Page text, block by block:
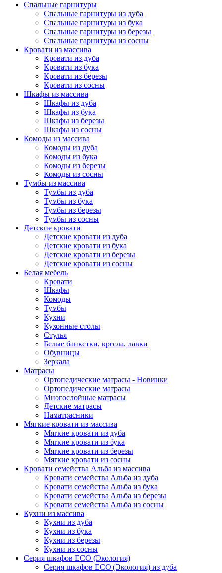
Спальные гарнитуры
Спальные гарнитуры из дуба
Спальные гарнитуры из бука
Спальные гарнитуры из березы
Спальные гарнитуры из сосны
Кровати из массива
Кровати из дуба
Кровати из бука
Кровати из березы
Кровати из сосны
Шкафы из массива
Шкафы из дуба
Шкафы из бука
Шкафы из березы
Шкафы из сосны
Комоды из массива
Комоды из дуба
Комоды из бука
Комоды из березы
Комоды из сосны
Тумбы из массива
Тумбы из дуба
Тумбы из бука
Тумбы из березы
Тумбы из сосны
Детские кровати
Детские кровати из дуба
Детские кровати из бука
Детские кровати из березы
Детские кровати из сосны
Белая мебель
Кровати
Шкафы
Комоды
Тумбы
Кухни
Кухонные столы
Стулья
Белые банкетки, кресла, лавки
Обувницы
Зеркала
Матрасы
Ортопедические матрасы - Новинки
Ортопедические матрасы
Многослойные матрасы
Детские матрасы
Наматрасники
Мягкие кровати из массива
Мягкие кровати из дуба
Мягкие кровати из бука
Мягкие кровати из березы
Мягкие кровати из сосны
Кровати семейства Альба из массива
Кровати семейства Альба из дуба
Кровати семейства Альба из бука
Кровати семейства Альба из березы
Кровати семейства Альба из сосны
Кухни из массива
Кухни из дуба
Кухни из бука
Кухни из березы
Кухни из сосны
Серия шкафов ECO (Экология)
Серия шкафов ECO (Экология) из дуба